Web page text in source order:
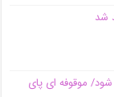
شد
موقوفه ای پای